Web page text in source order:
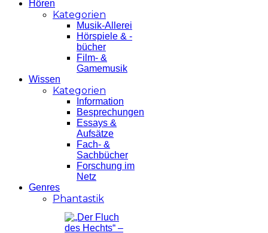
Hören
Kategorien
Musik-Allerei
Hörspiele & -
bücher
Film- &
Gamemusik
Wissen
Kategorien
Information
Besprechungen
Essays &
Aufsätze
Fach- &
Sachbücher
Forschung im
Netz
Genres
Phantastik